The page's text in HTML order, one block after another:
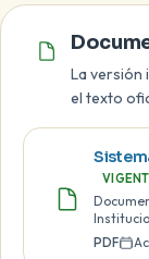
Documento
La versión
el texto
INEPLAVI.
PDF